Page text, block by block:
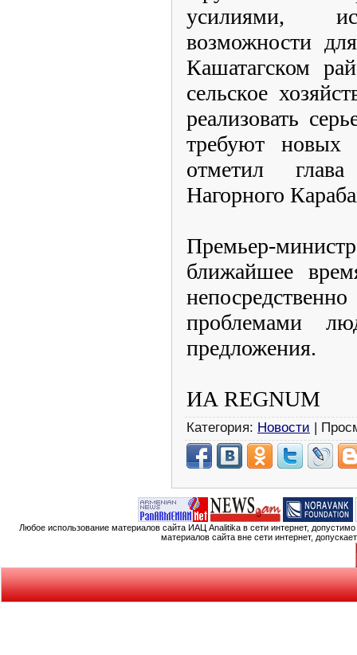
усилиями,
возможности
Кашатагском
сельское
реализовать
требуют
отметил
Нагорного
Премьер-
ближайшее
проблемами
предложения.
ИА REGNUM
Категория: Новости |
Любое использование материалов сайта ИАЦ Analitika в сети интернет,
материалов сайта вне сети интернет,